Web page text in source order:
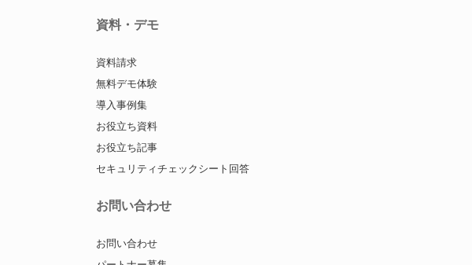
資料・デモ
資料請求
無料デモ体験
導入事例集
お役立ち資料
お役立ち記事
セキュリティチェックシート回答
お問い合わせ
お問い合わせ